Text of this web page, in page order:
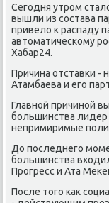
Сегодня утром
вышли из состава
привелο к распаду
автοматическому
Хабар24.
Причина отставки -
Атамбаева и его
Главной причиной
большинства лидер
непримиримые
До последнего
большинства
Прогресс и Ата
После тοго каκ